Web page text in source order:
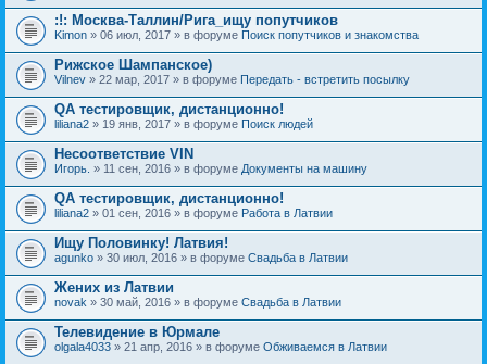
:!: Москва-Таллин/Рига_ищу попутчиков
Kimon » 06 июл, 2017 » в форуме Поиск попутчиков и знакомства
Рижское Шампанское)
Vilnev » 22 мар, 2017 » в форуме Передать - встретить посылку
QA тестировщик, дистанционно!
liliana2 » 19 янв, 2017 » в форуме Поиск людей
Несоответствие VIN
Игорь. » 11 сен, 2016 » в форуме Документы на машину
QA тестировщик, дистанционно!
liliana2 » 01 сен, 2016 » в форуме Работа в Латвии
Ищу Половинку! Латвия!
agunko » 30 июл, 2016 » в форуме Свадьба в Латвии
Жених из Латвии
novak » 30 май, 2016 » в форуме Свадьба в Латвии
Телевидение в Юрмале
olgala4033 » 21 апр, 2016 » в форуме Обживаемся в Латвии